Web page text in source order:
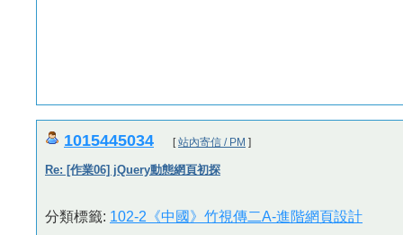
1015445034 [站內寄信 / PM ]
Re: [作業06] jQuery動態網頁初探
分類標籤: 102-2《中國》竹視傳二A-進階網頁設計